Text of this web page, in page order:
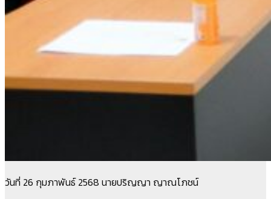
วันที่ 26 กุมภาพันธ์ 2568 นายปริญญา ญาณโภชน์